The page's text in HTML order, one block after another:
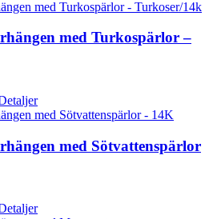
med Turkospärlor –
med Sötvattenspärlor